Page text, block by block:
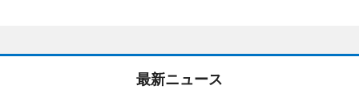
最新ニュース